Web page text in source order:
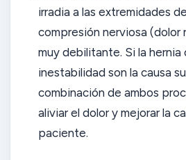
irradia a las extremidades
compresión nerviosa (dolor
muy debilitante. Si la hernia
inestabilidad son la causa
combinación de ambos
aliviar el dolor y mejorar la
paciente.